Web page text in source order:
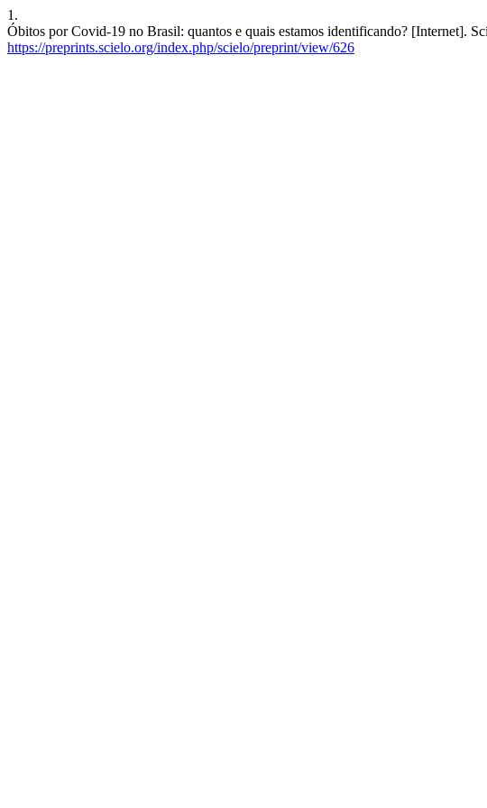
1.
Óbitos por Covid-19 no Brasil: quantos e quais estamos identificando? [Internet].
https://preprints.scielo.org/index.php/scielo/preprint/view/626